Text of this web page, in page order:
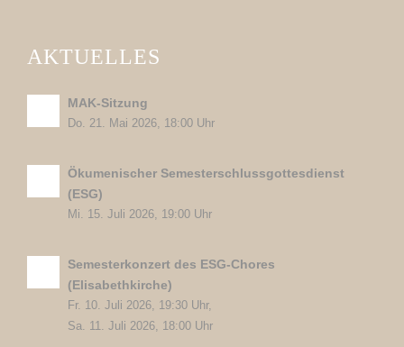
AKTUELLES
MAK-Sitzung
Do. 21. Mai 2026, 18:00 Uhr
Ökumenischer Semesterschlussgottesdienst
(ESG)
Mi. 15. Juli 2026, 19:00 Uhr
Semesterkonzert des ESG-Chores
(Elisabethkirche)
Fr. 10. Juli 2026, 19:30 Uhr,
Sa. 11. Juli 2026, 18:00 Uhr